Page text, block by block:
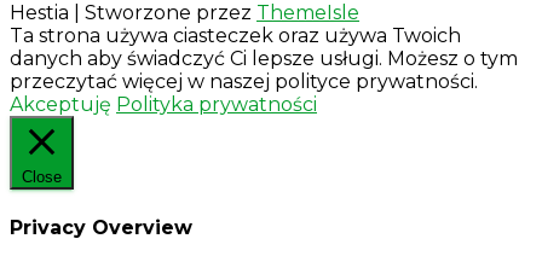
Hestia | Stworzone przez ThemeIsle
Ta strona używa ciasteczek oraz używa Twoich
danych aby świadczyć Ci lepsze usługi. Możesz o tym
przeczytać więcej w naszej polityce prywatności.
Akceptuję Polityka prywatności
Close
Privacy Overview